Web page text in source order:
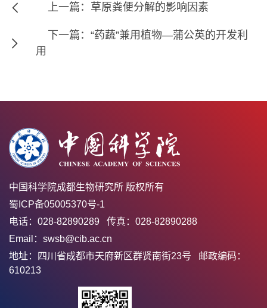
上一篇：草原粪便分解的影响因素
下一篇：“药蔬”兼用植物—蒲公英的开发利
用
中国科学院成都生物研究所 版权所有
蜀ICP备05005370号-1
电话：028-82890289 传真：028-82890288
Email：swsb@cib.ac.cn
地址：四川省成都市天府新区群贤南街23号 邮政编码：
610213